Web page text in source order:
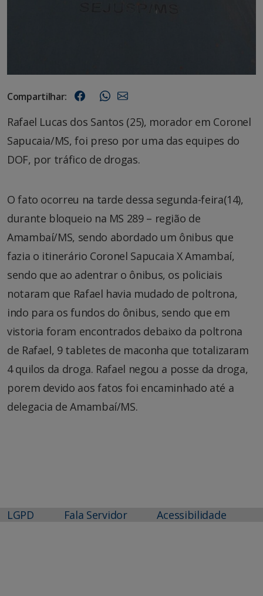
Compartilhar:
Rafael Lucas dos Santos (25), morador em Coronel
Sapucaia/MS, foi preso por uma das equipes do
DOF, por tráfico de drogas.
O fato ocorreu na tarde dessa segunda-feira(14),
durante bloqueio na MS 289 – região de
Amambaí/MS, sendo abordado um ônibus que
fazia o itinerário Coronel Sapucaia X Amambaí,
sendo que ao adentrar o ônibus, os policiais
notaram que Rafael havia mudado de poltrona,
indo para os fundos do ônibus, sendo que em
vistoria foram encontrados debaixo da poltrona
de Rafael, 9 tabletes de maconha que totalizaram
4 quilos da droga. Rafael negou a posse da droga,
porem devido aos fatos foi encaminhado até a
delegacia de Amambaí/MS.
LGPD Fala Servidor Acessibilidade